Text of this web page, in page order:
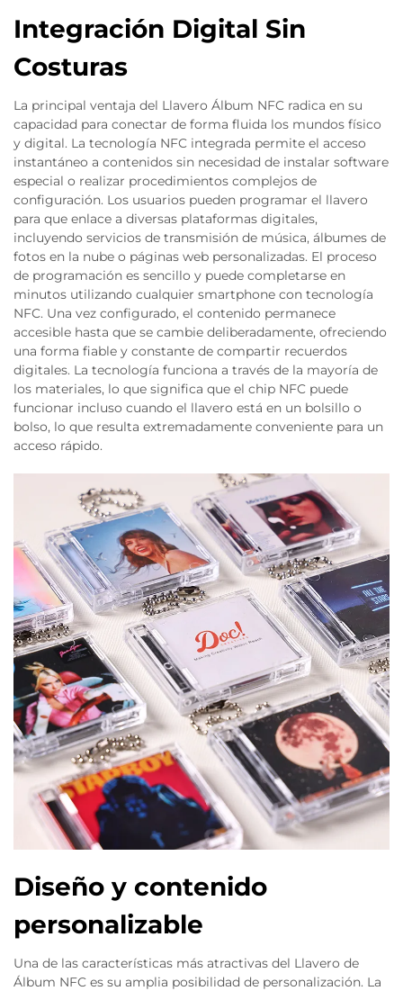
Integración Digital Sin
Costuras
La principal ventaja del Llavero Álbum NFC radica en su
capacidad para conectar de forma fluida los mundos físico
y digital. La tecnología NFC integrada permite el acceso
instantáneo a contenidos sin necesidad de instalar software
especial o realizar procedimientos complejos de
configuración. Los usuarios pueden programar el llavero
para que enlace a diversas plataformas digitales,
incluyendo servicios de transmisión de música, álbumes de
fotos en la nube o páginas web personalizadas. El proceso
de programación es sencillo y puede completarse en
minutos utilizando cualquier smartphone con tecnología
NFC. Una vez configurado, el contenido permanece
accesible hasta que se cambie deliberadamente, ofreciendo
una forma fiable y constante de compartir recuerdos
digitales. La tecnología funciona a través de la mayoría de
los materiales, lo que significa que el chip NFC puede
funcionar incluso cuando el llavero está en un bolsillo o
bolso, lo que resulta extremadamente conveniente para un
acceso rápido.
Diseño y contenido
personalizable
Una de las características más atractivas del Llavero de
Álbum NFC es su amplia posibilidad de personalización. La